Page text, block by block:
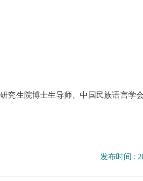
究生院博士生导师、中国民族语言学
发布时间 :